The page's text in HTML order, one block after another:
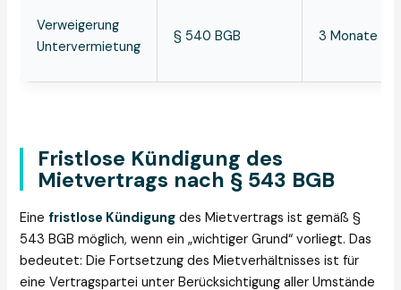
Verweigerung
Untervermietung
§ 540 BGB 3 Monate
Fristlose Kündigung des
Mietvertrags nach § 543 BGB
Eine fristlose Kündigung des Mietvertrags ist gemäß §
543 BGB möglich, wenn ein „wichtiger Grund“ vorliegt. Das
bedeutet: Die Fortsetzung des Mietverhältnisses ist für
eine Vertragspartei unter Berücksichtigung aller Umstände